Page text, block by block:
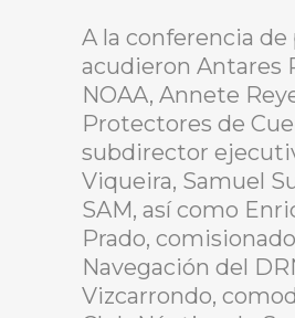
A la conferencia de
acudieron Antares
NOAA, Annete
Protectores de
subdirector
Viqueira, Samuel
SAM, así como
Prado,
Navegación del
Vizcarrondo,